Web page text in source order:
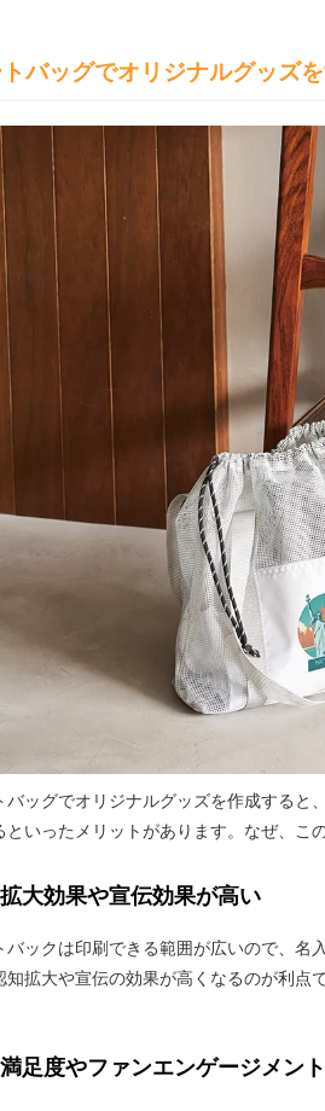
トバッグでオリジナルグッズ
バッグでオリジナルグッズを作成する
といったメリットがあります。なぜ、こ
大効果や宣伝効果が高い
バックは印刷できる範囲が広いので、
知拡大や宣伝の効果が高くなるのが利点
足度やファンエンゲージメン